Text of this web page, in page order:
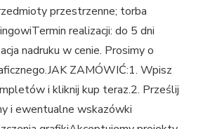
przestrzenne; torba
realizacji: do 5 dni
nadruku w cenie. Prosimy o
ZAMÓWIĆ:1. Wpisz
i kliknij kup teraz.2. Prześlij
i ewentualne wskazówki